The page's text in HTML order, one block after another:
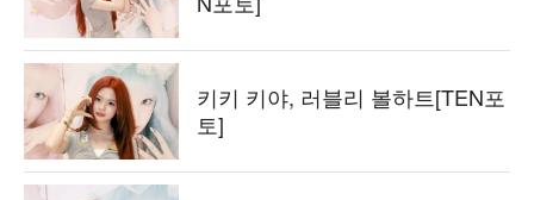
키키 키야, 러블리 볼하트[TEN포
토]